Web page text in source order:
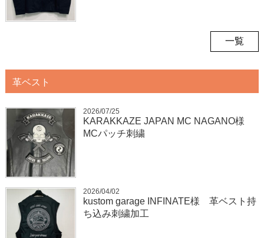
一覧
革ベスト
2026/07/25
KARAKKAZE JAPAN MC NAGANO様
MCパッチ刺繍
2026/04/02
kustom garage INFINATE様 革ベスト持
ち込み刺繍加工